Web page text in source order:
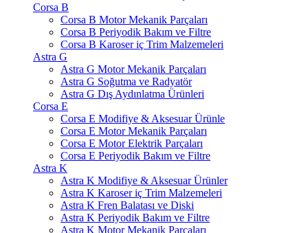
Corsa B
Corsa B Motor Mekanik Parçaları
Corsa B Periyodik Bakım ve Filtre
Corsa B Karoser iç Trim Malzemeleri
Astra G
Astra G Motor Mekanik Parçaları
Astra G Soğutma ve Radyatör
Astra G Dış Aydınlatma Ürünleri
Corsa E
Corsa E Modifiye & Aksesuar Ürünle
Corsa E Motor Mekanik Parçaları
Corsa E Motor Elektrik Parçaları
Corsa E Periyodik Bakım ve Filtre
Astra K
Astra K Modifiye & Aksesuar Ürünler
Astra K Karoser iç Trim Malzemeleri
Astra K Fren Balatası ve Diski
Astra K Periyodik Bakım ve Filtre
Astra K Motor Mekanik Parçaları